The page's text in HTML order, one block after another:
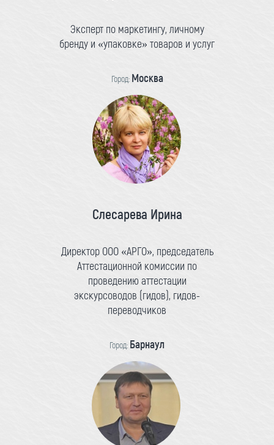
Эксперт по маркетингу, личному
бренду и «упаковке» товаров и услуг
Город: Москва
Слесарева Ирина
Директор ООО «АРГО», председатель
Аттестационной комиссии по
проведению аттестации
экскурсоводов (гидов), гидов-
переводчиков
Город: Барнаул